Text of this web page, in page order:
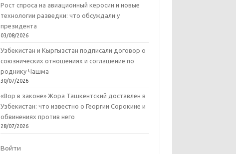
Рост спроса на авиационный керосин и новые
технологии разведки: что обсуждали у
президента
03/08/2026
Узбекистан и Кыргызстан подписали договор о
союзнических отношениях и соглашение по
роднику Чашма
30/07/2026
«Вор в законе» Жора Ташкентский доставлен в
Узбекистан: что известно о Георгии Сорокине и
обвинениях против него
28/07/2026
Войти